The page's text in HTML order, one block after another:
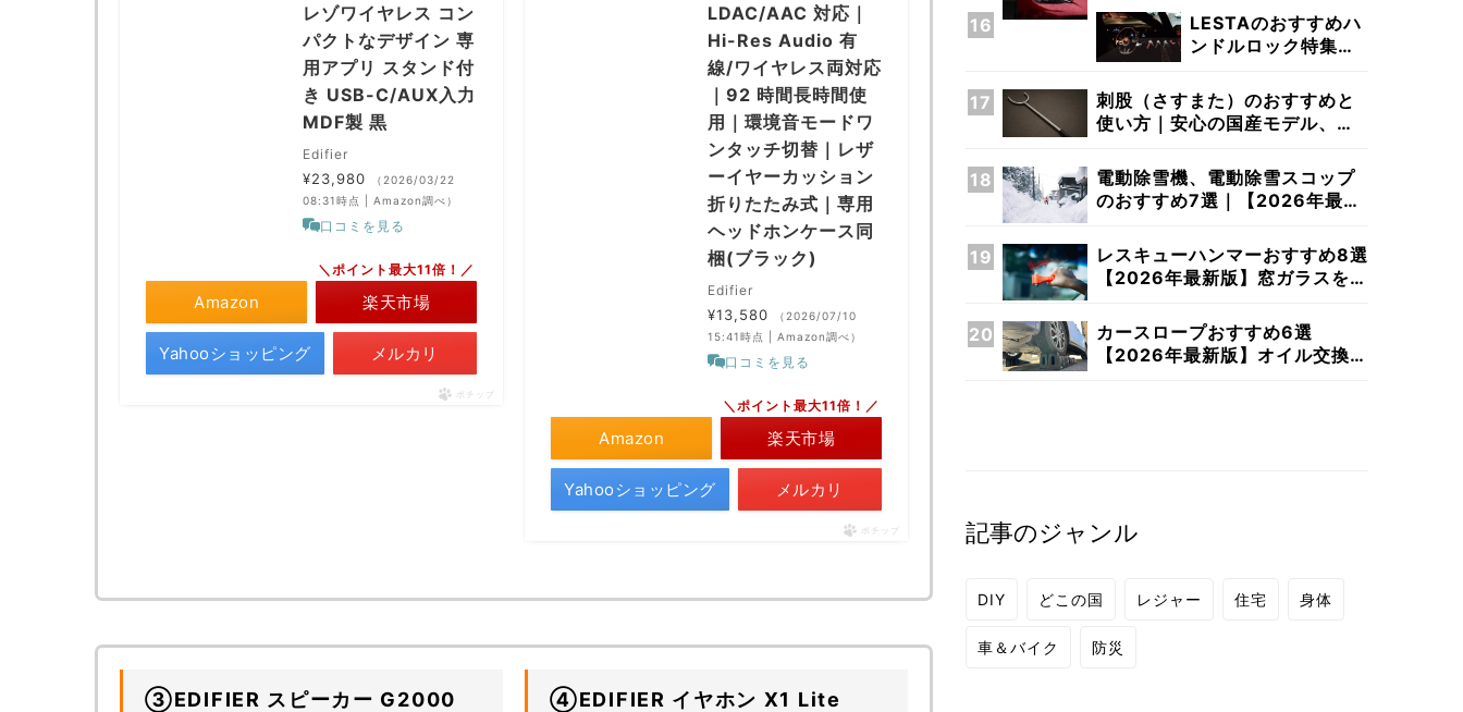
レゾワイヤレス コン
パクトなデザイン 専
用アプリ スタンド付
き USB-C/AUX入力
MDF製 黒
Edifier
¥23,980
（2026/03/22
08:31時点 | Amazon調べ）
口コミを見る
Amazon
＼ポイント最大11倍！／
楽天市場
Yahooショッピング メルカリ
ポチップ
LDAC/AAC 対応｜
Hi-Res Audio 有
線/ワイヤレス両対応
｜92 時間長時間使
用｜環境音モードワ
ンタッチ切替｜レザ
ーイヤーカッション
折りたたみ式｜専用
ヘッドホンケース同
梱(ブラック)
Edifier
¥13,580
（2026/07/10
15:41時点 | Amazon調べ）
口コミを見る
Amazon
＼ポイント最大11倍！／
楽天市場
Yahooショッピング メルカリ
ポチップ
③EDIFIER スピーカー G2000 ④EDIFIER イヤホン X1 Lite
LESTAのおすすめハ
ンドルロック特集
刺股（さすまた）のおすすめと
使い方｜安心の国産モデル、素
電動除雪機、電動除雪スコップ
のおすすめ7選｜【2026年最新
レスキューハンマーおすすめ8選
【2026年最新版】窓ガラスを割
カースロープおすすめ6選
【2026年最新版】オイル交換、
記事のジャンル
DIY どこの国 レジャー 住宅 身体
車＆バイク 防災